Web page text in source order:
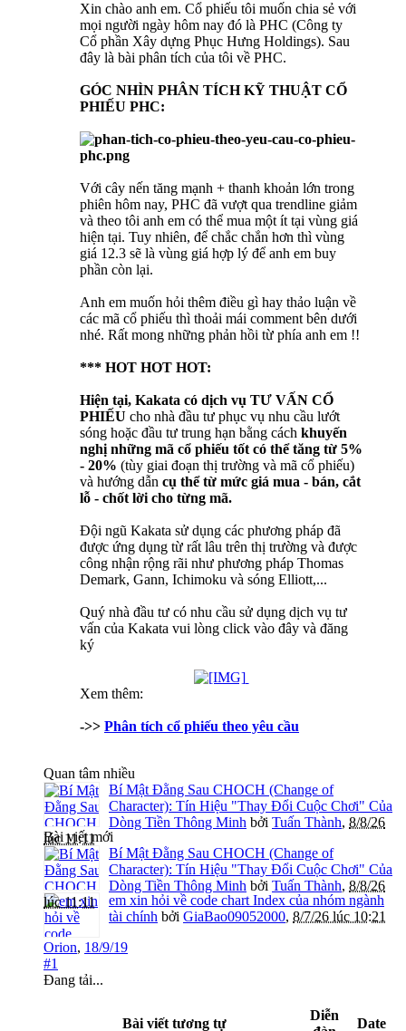
Xin chào anh em. Cổ phiếu tôi muốn chia sẻ với
mọi người ngày hôm nay đó là PHC (Công ty
Cổ phần Xây dựng Phục Hưng Holdings). Sau
đây là bài phân tích của tôi về PHC.
GÓC NHÌN PHÂN TÍCH KỸ THUẬT CỔ
PHIẾU PHC:
Với cây nến tăng mạnh + thanh khoản lớn trong
phiên hôm nay, PHC đã vượt qua trendline giảm
và theo tôi anh em có thể mua một ít tại vùng giá
hiện tại. Tuy nhiên, để chắc chắn hơn thì vùng
giá 12.3 sẽ là vùng giá hợp lý để anh em buy
phần còn lại.
Anh em muốn hỏi thêm điều gì hay thảo luận về
các mã cổ phiếu thì thoải mái comment bên dưới
nhé. Rất mong những phản hồi từ phía anh em !!
*** HOT HOT HOT:
Hiện tại, Kakata có dịch vụ TƯ VẤN CỔ
PHIẾU cho nhà đầu tư phục vụ nhu cầu lướt
sóng hoặc đầu tư trung hạn bằng cách khuyến
nghị những mã cổ phiếu tốt có thể tăng từ 5%
- 20% (tùy giai đoạn thị trường và mã cổ phiếu)
và hướng dẫn cụ thể từ mức giá mua - bán, cắt
lỗ - chốt lời cho từng mã.
Đội ngũ Kakata sử dụng các phương pháp đã
được ứng dụng từ rất lâu trên thị trường và được
công nhận rộng rãi như phương pháp Thomas
Demark, Gann, Ichimoku và sóng Elliott,...
Quý nhà đầu tư có nhu cầu sử dụng dịch vụ tư
vấn của Kakata vui lòng click vào đây và đăng
ký
Xem thêm:
->> Phân tích cổ phiếu theo yêu cầu
Quan tâm nhiều
Bí Mật Đằng Sau CHOCH (Change of
Character): Tín Hiệu "Thay Đổi Cuộc Chơi" Của
Dòng Tiền Thông Minh bởi Tuấn Thành, 8/8/26
lúc 11:11
Bài viết mới
Bí Mật Đằng Sau CHOCH (Change of
Character): Tín Hiệu "Thay Đổi Cuộc Chơi" Của
Dòng Tiền Thông Minh bởi Tuấn Thành, 8/8/26
lúc 11:11
em xin hỏi về code chart Index của nhóm ngành
tài chính bởi GiaBao09052000, 8/7/26 lúc 10:21
Orion, 18/9/19
#1
Đang tải...
Bài viết tương tự
Diễn
Date